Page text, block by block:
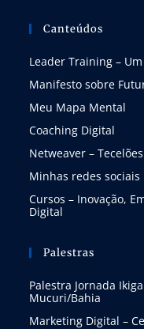
Canteúdos
Leader Training –
Manifesto sobre
Meu Mapa Mental
Coaching Digital
Netweaver –
Minhas redes sociais
Cursos – Inovação,
Digital
Palestras
Palestra Jornada
Mucuri/Bahia
Marketing Digital –